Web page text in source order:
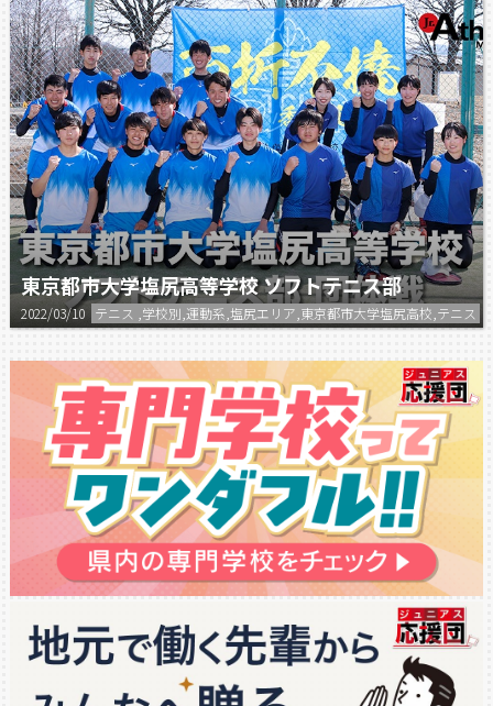
東京都市大学塩尻高等学校 ソフトテニス部
2022/03/10 テニス ,学校別,運動系,塩尻エリア,東京都市大学塩尻高校,テニス